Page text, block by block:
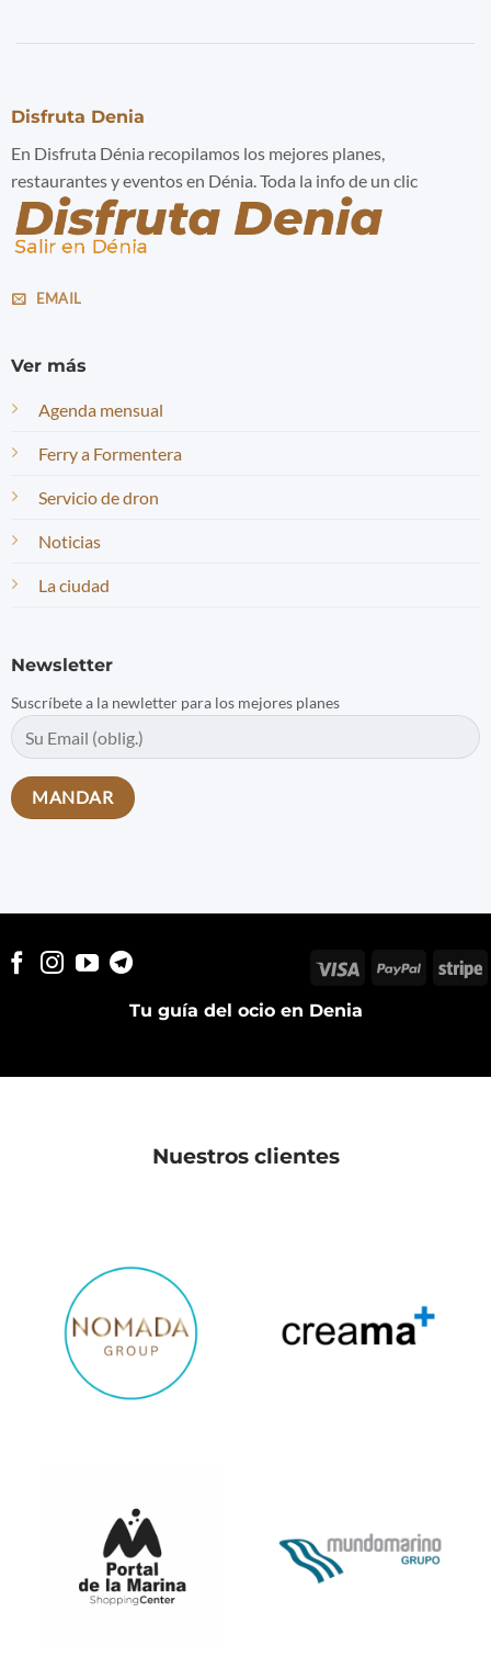
Disfruta Denia
En Disfruta Dénia recopilamos los mejores planes,
restaurantes y eventos en Dénia. Toda la info de un clic
EMAIL
Ver más
Agenda mensual
Ferry a Formentera
Servicio de dron
Noticias
La ciudad
Newsletter
Suscríbete a la newletter para los mejores planes
Tu guía del ocio en Denia
Visa PayPal
Nuestros clientes